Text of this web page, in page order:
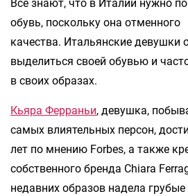
Все знают, что в Италии нужно
обувь, поскольку она отменного
качества. Итальянские девушки
выделиться своей обувью и
в своих образах.
Кьяра Ферраньи, девушка,
самых влиятельных персон,
лет по мнению Forbes, а также
собственного бренда Chiara
недавних образов надела